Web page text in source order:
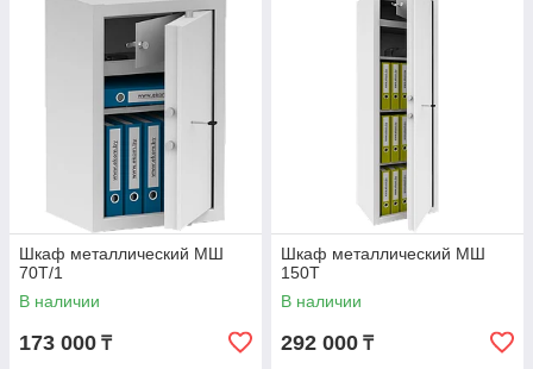
Шкаф металлический МШ
70Т/1
В наличии
173 000 ₸
Шкаф металлический МШ
150Т
В наличии
292 000 ₸